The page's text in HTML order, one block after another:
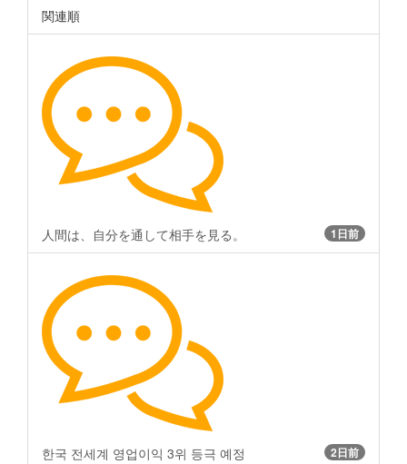
関連順
人間は、自分を通して相手を見る。 1日前
한국 전세계 영업이익 3위 등극 예정 2日前